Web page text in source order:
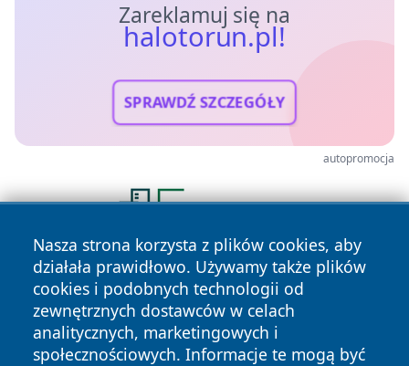
Zareklamuj się na
halotorun.pl!
SPRAWDŹ SZCZEGÓŁY
autopromocja
Nasza strona korzysta z plików cookies, aby
działała prawidłowo. Używamy także plików
cookies i podobnych technologii od
zewnętrznych dostawców w celach
analitycznych, marketingowych i
społecznościowych. Informacje te mogą być